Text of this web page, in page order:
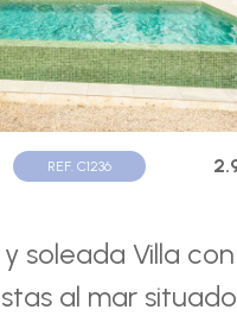
REF. C1236
soleada Villa con
al mar